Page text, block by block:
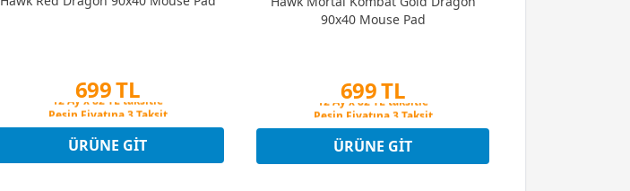
699 TL
Peşin Fiyatına 3 Taksit
Peşin Fiyatına 3 Taksit
ÜRÜNE GIT
90x40 Mouse Pad
699 TL
Peşin Fiyatına 3 Taksit
Peşin Fiyatına 3 Taksit
ÜRÜNE GIT